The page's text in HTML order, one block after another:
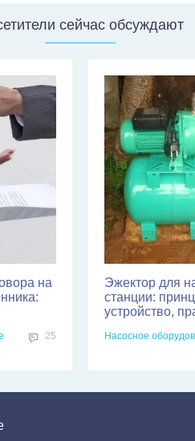
сейчас обсуждают
на
25
Эжектор для
станции:
устройство,
Насосное